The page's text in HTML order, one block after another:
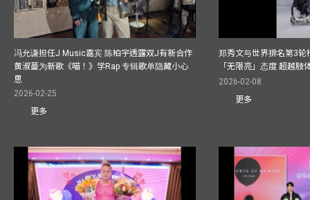
冯允谦担任J Music嘉宾 陈柏宇透露双J有新合作
黄淑蔓为新歌《喵！》学Rap 专辑歌单隐藏小心
思
2026-02-25
更多
郑秀文与世界排名第3轮
「无限亮」态度 超越肢
2026-02-08
更多